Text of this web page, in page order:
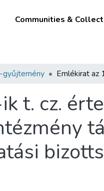
Communities &
gyűjtemény
t. cz.